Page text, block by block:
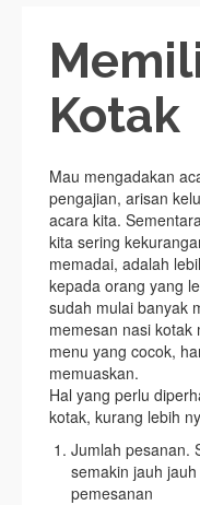
Kotak
Mau mengadakan
pengajian, arisan
acara kita.
kita sering
memadai, adalah
kepada orang yang
sudah mulai banyak
memesan nasi kotak
menu yang cocok,
memuaskan.
Hal yang perlu
kotak, kurang lebih
Jumlah pesanan.
semakin jauh
pemesanan